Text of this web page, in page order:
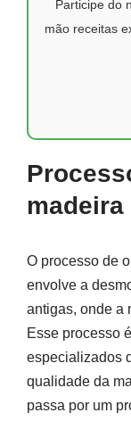
Participe do
mão receitas
O processo de
envolve a
antigas, onde a
Esse processo
especializados
qualidade da
passa por um